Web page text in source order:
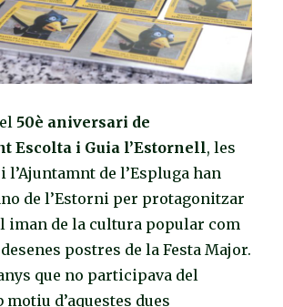
50è aniversari de
Escolta i Guia l’Estornell, les
l’Ajuntamnt de l’Espluga han
de l’Estorni per protagonitzar
iman de la cultura popular com
postres de la Festa Major.
que no participava del
d’aquestes dues